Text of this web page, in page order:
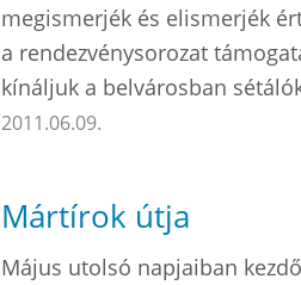
megismerjék és elismerjék
a rendezvénysorozat
kínáljuk a belvárosban
2011.06.09.
Mártírok útja
Május utolsó napjaiban